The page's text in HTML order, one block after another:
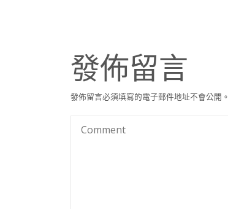
發佈留言
發佈留言必須填寫的電子郵件地址不會公開。